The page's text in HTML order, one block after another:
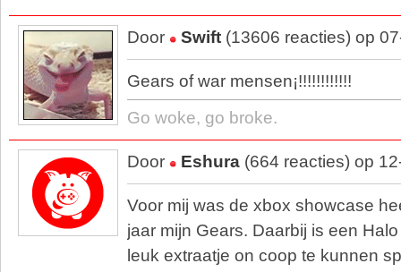
Door Swift (13606 reacties) op
Gears of war mensen¡!!!!!!!!!!!!
Go woke, go broke.
Door Eshura (664 reacties) op
Voor mij was de xbox showcase
jaar mijn Gears. Daarbij is een
leuk extraatje on coop te kunnen